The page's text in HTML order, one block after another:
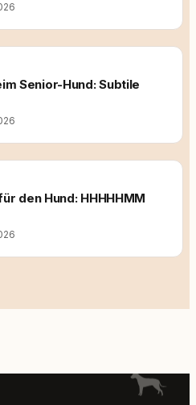
Senior-Hund: Subtile
den Hund: HHHHHMM